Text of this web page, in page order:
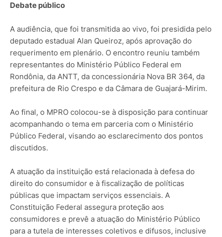
Debate público
A audiência, que foi transmitida ao vivo, foi presidida pelo
deputado estadual Alan Queiroz, após aprovação do
requerimento em plenário. O encontro reuniu também
representantes do Ministério Público Federal em
Rondônia, da ANTT, da concessionária Nova BR 364, da
prefeitura de Rio Crespo e da Câmara de Guajará-Mirim.
Ao final, o MPRO colocou-se à disposição para continuar
acompanhando o tema em parceria com o Ministério
Público Federal, visando ao esclarecimento dos pontos
discutidos.
A atuação da instituição está relacionada à defesa do
direito do consumidor e à fiscalização de políticas
públicas que impactam serviços essenciais. A
Constituição Federal assegura proteção aos
consumidores e prevê a atuação do Ministério Público
para a tutela de interesses coletivos e difusos, inclusive